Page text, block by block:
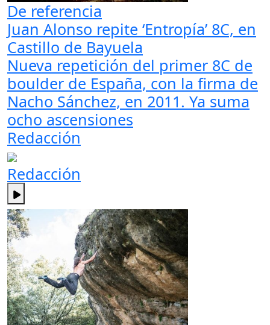
De referencia
Juan Alonso repite ‘Entropía’ 8C, en
Castillo de Bayuela
Nueva repetición del primer 8C de
boulder de España, con la firma de
Nacho Sánchez, en 2011. Ya suma
ocho ascensiones
Redacción
Redacción